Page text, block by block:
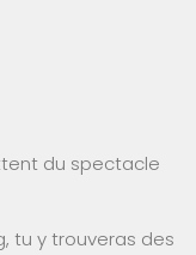
du spectacle
tu y trouveras des